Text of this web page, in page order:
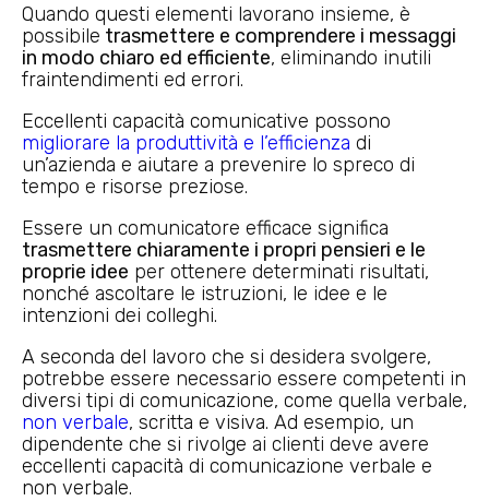
Quando questi elementi lavorano insieme, è
possibile trasmettere e comprendere i messaggi
in modo chiaro ed efficiente, eliminando inutili
fraintendimenti ed errori.
Eccellenti capacità comunicative possono
migliorare la produttività e l’efficienza di
un’azienda e aiutare a prevenire lo spreco di
tempo e risorse preziose.
Essere un comunicatore efficace significa
trasmettere chiaramente i propri pensieri e le
proprie idee per ottenere determinati risultati,
nonché ascoltare le istruzioni, le idee e le
intenzioni dei colleghi.
A seconda del lavoro che si desidera svolgere,
potrebbe essere necessario essere competenti in
diversi tipi di comunicazione, come quella verbale,
non verbale, scritta e visiva. Ad esempio, un
dipendente che si rivolge ai clienti deve avere
eccellenti capacità di comunicazione verbale e
non verbale.